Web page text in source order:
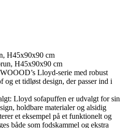
H45x90x90 cm
Lloyd-serie med robust
et tidløst design, der passer ind i
Lloyd sofapuffen er udvalgt for sin
holdbare materialer og alsidig
et eksempel på et funktionelt og
både som fodskammel og ekstra